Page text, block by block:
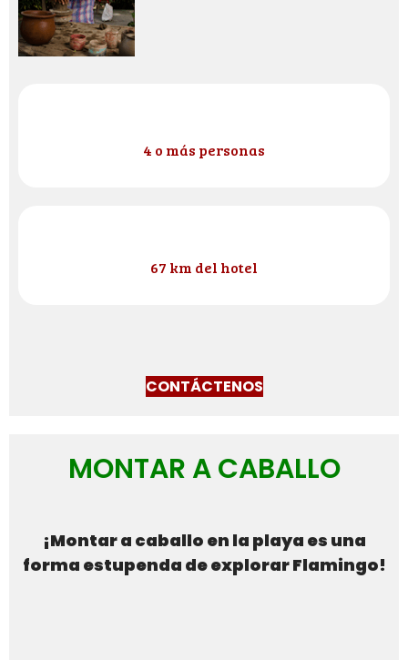
4 o más personas
67 km del hotel
CONTÁCTENOS
MONTAR A CABALLO
¡Montar a caballo en la playa es una
forma estupenda de explorar Flamingo!